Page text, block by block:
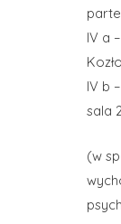
IV a
IV b
sala
(w